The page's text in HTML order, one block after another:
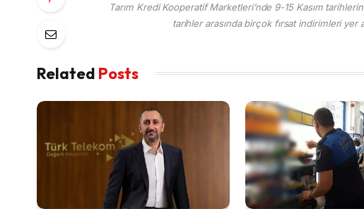
Tarım Kredi Kooperatif Marketleri’nde 9-15 Kasım
tarihler arasında birçok fırsat indirimleri
Related Posts